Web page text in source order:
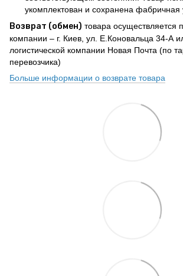
укомплектован и сохранена фабричная
Возврат (обмен) товара осуществляется
компании – г. Киев, ул. Е.Коновальца 34-А
логистической компании Новая Почта (по
перевозчика)
Больше информации о возврате товара